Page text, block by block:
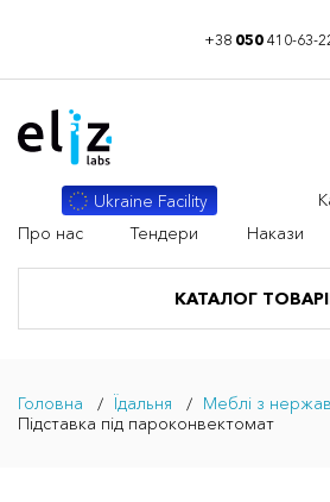
+38 050410-63-
КАТАЛОГ
Ukraine Facility
Про нас
Тендери Накази
Головна Їдальня
Меблі з
Підставка під пароконвектомат